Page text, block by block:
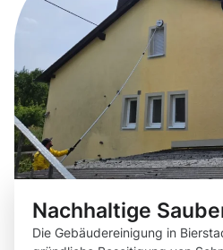
Nachhaltige
Die Gebäudereinigung in